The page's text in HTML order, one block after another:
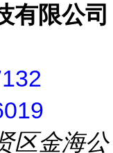
有限公司
区金海公